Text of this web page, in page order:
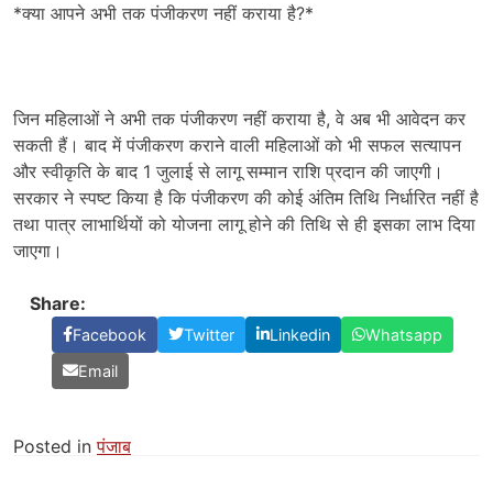
*क्या आपने अभी तक पंजीकरण नहीं कराया है?*
जिन महिलाओं ने अभी तक पंजीकरण नहीं कराया है, वे अब भी आवेदन कर
सकती हैं। बाद में पंजीकरण कराने वाली महिलाओं को भी सफल सत्यापन
और स्वीकृति के बाद 1 जुलाई से लागू सम्मान राशि प्रदान की जाएगी।
सरकार ने स्पष्ट किया है कि पंजीकरण की कोई अंतिम तिथि निर्धारित नहीं है
तथा पात्र लाभार्थियों को योजना लागू होने की तिथि से ही इसका लाभ दिया
जाएगा।
Share:
Facebook Twitter Linkedin
Whatsapp
Email
Posted inपंजाब